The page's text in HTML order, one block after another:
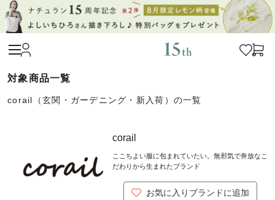
corail（玄関・ガーデニング・新入荷）の一覧
corail
ここちよい服に包まれていたい。無邪気で奔放なこ
だわりから生まれたブランド
お気に入りブランドに追加